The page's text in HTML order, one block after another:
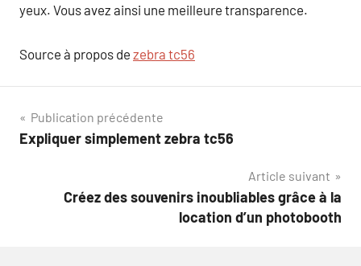
yeux. Vous avez ainsi une meilleure transparence.
Source à propos de zebra tc56
Navigation
de
Publication précédente
Expliquer simplement zebra tc56
Article suivant
Créez des souvenirs inoubliables grâce à la
location d’un photobooth